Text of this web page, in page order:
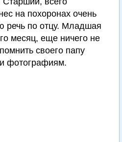
на похоронах очень
речь по отцу. Младшая
месяц, еще ничего не
своего папу
фотографиям.